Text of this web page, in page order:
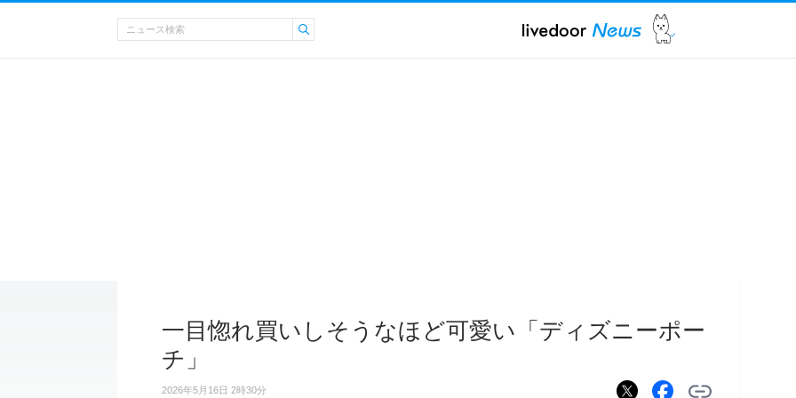
一目惚れ買いしそうなほど可愛い「ディズニーポー
チ」
2026年5月16日 2時30分